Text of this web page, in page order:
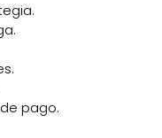
pago.